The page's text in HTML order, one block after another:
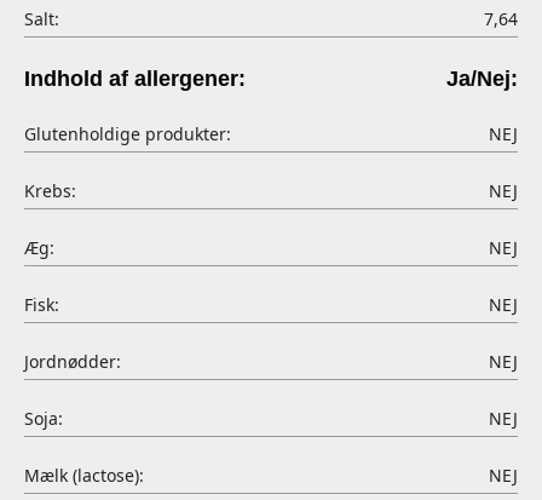
Salt: 7,64
Indhold af allergener: Ja/Nej:
Glutenholdige produkter: NEJ
Krebs: NEJ
Æg: NEJ
Fisk: NEJ
Jordnødder: NEJ
Soja: NEJ
Mælk (lactose): NEJ